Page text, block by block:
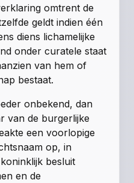
omtrent de
geldt indien één
diens lichamelijke
onder curatele staat
van hem of
bestaat.
onbekend, dan
van de burgerlijke
een voorlopige
op, in
besluit
en de